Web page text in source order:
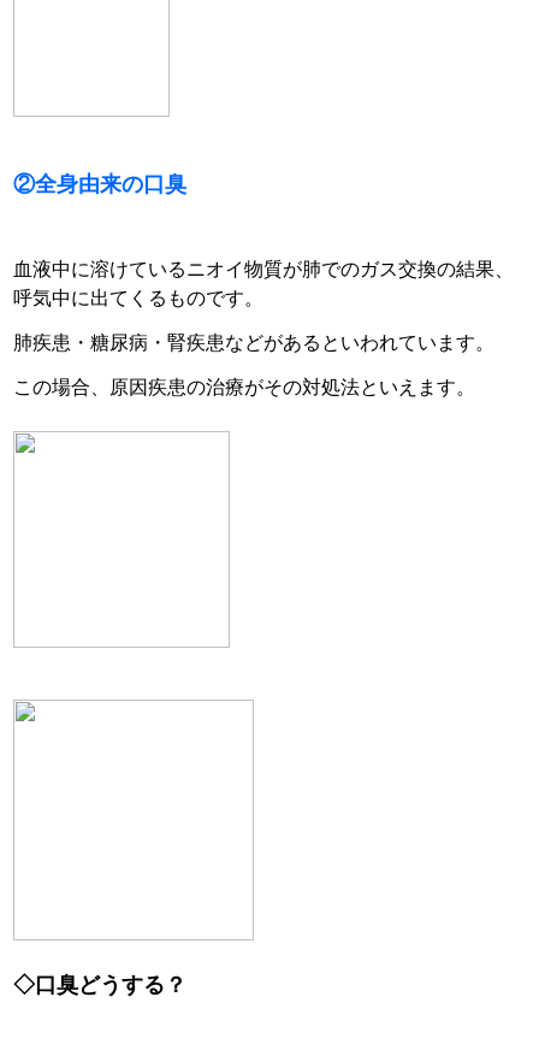
②全身由来の口臭
血液中に溶けているニオイ物質が肺でのガス交換の結果、
呼気中に出てくるものです。
肺疾患・糖尿病・腎疾患などがあるといわれています。
この場合、原因疾患の治療がその対処法といえます。
◇口臭どうする？